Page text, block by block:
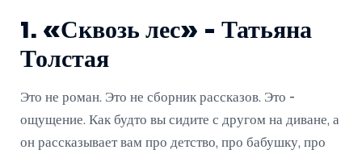
1. «Сквозь лес» - Татьяна
Толстая
Это не роман. Это не сборник рассказов. Это -
ощущение. Как будто вы сидите с другом на диване, а
он рассказывает вам про детство, про бабушку, про